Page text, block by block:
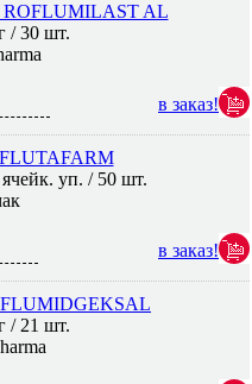
AL
/ 30 шт.
в заказ!
уп. / 50 шт.
в заказ!
/ 21 шт.